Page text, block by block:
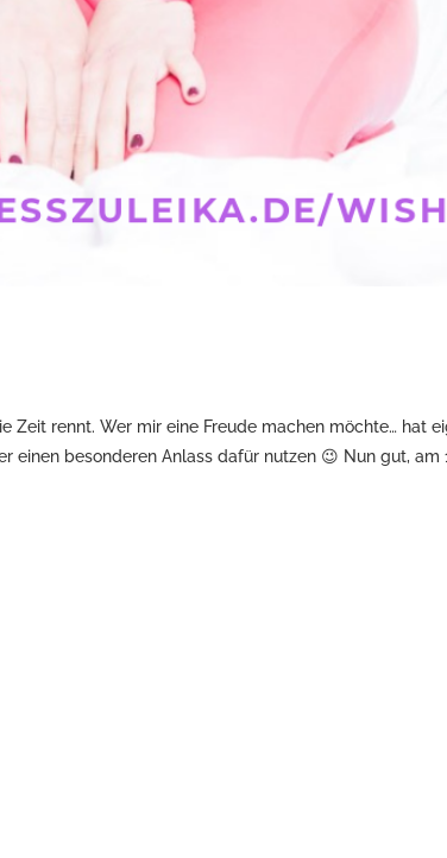
Zeit rennt. Wer mir eine Freude machen möchte… hat
einen besonderen Anlass dafür nutzen 😉 Nun gut, am